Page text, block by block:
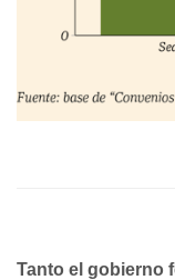
Tanto el gobierno